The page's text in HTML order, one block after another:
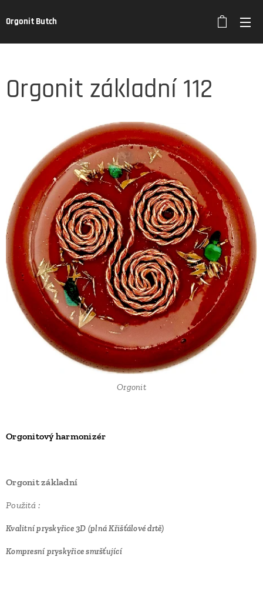
Orgonit Butch
Orgonit základní 112
Orgonit
Orgonitový harmonizér
Orgonit základní
Použitá :
Kvalitní pryskyřice 3D (plná Křišťálové drtě)
Kompresní pryskyřice smršťující